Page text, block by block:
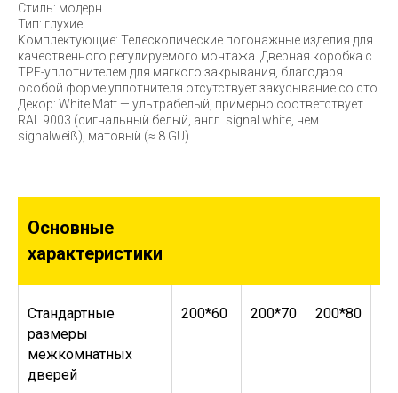
Стиль: модерн
Тип: глухие
Комплектующие: Телескопические погонажные изделия для
качественного регулируемого монтажа. Дверная коробка с
TPE-уплотнителем для мягкого закрывания, благодаря
особой форме уплотнителя отсутствует закусывание со сто
Декор: White Matt — ультрабелый, примерно соответствует
RAL 9003 (cигнальный белый, англ. signal white, нем.
signalweiß), матовый (≈ 8 GU).
Основные
характеристики
Стандартные
размеры
межкомнатных
дверей
200*60 200*70 200*80